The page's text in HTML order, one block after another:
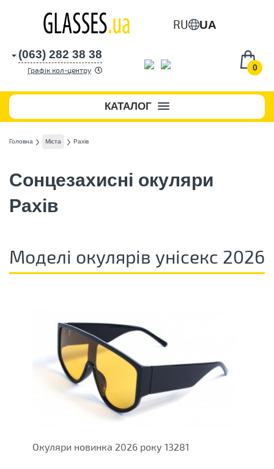
RU UA
0
(063) 282 38 38
Графік кол-центру
КАТАЛОГ
Головна Міста Рахів
Сонцезахисні окуляри
Рахів
Моделі окулярів унісекс 2026
Окуляри новинка 2026 року 13281